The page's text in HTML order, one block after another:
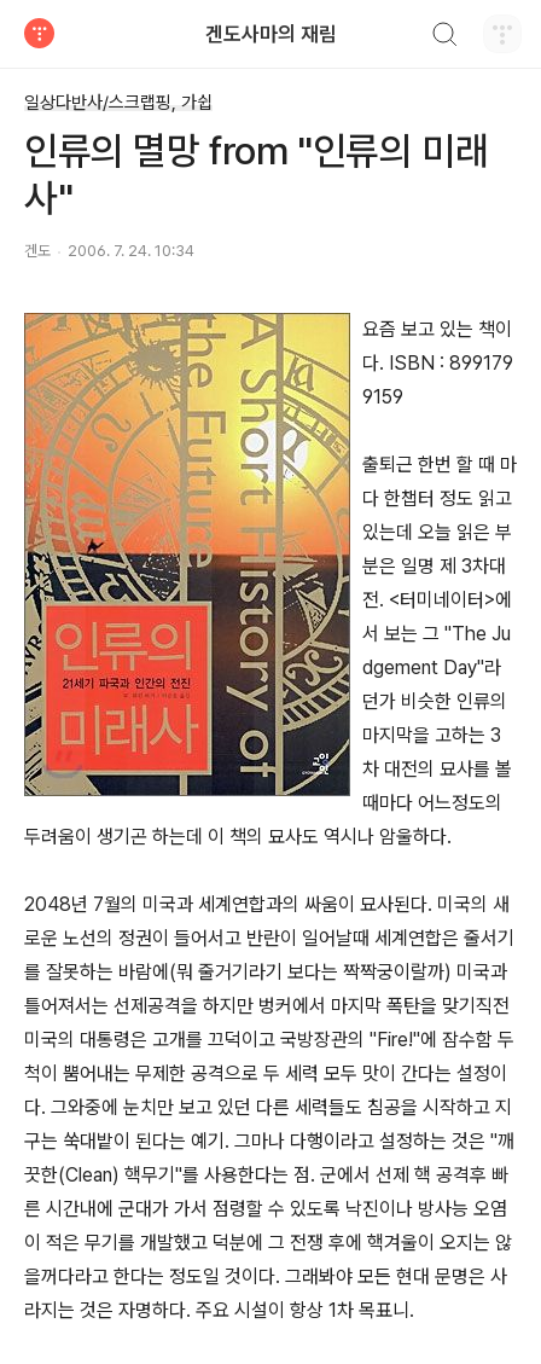
겐도사마의 재림
일상다반사/스크랩핑, 가쉽
인류의 멸망 from "인류의 미래
사"
겐도 2006. 7. 24. 10:34
요즘 보고 있는 책이
다. ISBN : 899179
9159
출퇴근 한번 할 때 마
다 한챕터 정도 읽고
있는데 오늘 읽은 부
분은 일명 제 3차대
전. <터미네이터>에
서 보는 그 "The Ju
dgement Day"라
던가 비슷한 인류의
마지막을 고하는 3
차 대전의 묘사를 볼
때마다 어느정도의
두려움이 생기곤 하는데 이 책의 묘사도 역시나 암울하다.
2048년 7월의 미국과 세계연합과의 싸움이 묘사된다. 미국의 새
로운 노선의 정권이 들어서고 반란이 일어날때 세계연합은 줄서기
를 잘못하는 바람에(뭐 줄거기라기 보다는 짝짝궁이랄까) 미국과
틀어져서는 선제공격을 하지만 벙커에서 마지막 폭탄을 맞기직전
미국의 대통령은 고개를 끄덕이고 국방장관의 "Fire!"에 잠수함 두
척이 뿜어내는 무제한 공격으로 두 세력 모두 맛이 간다는 설정이
다. 그와중에 눈치만 보고 있던 다른 세력들도 침공을 시작하고 지
구는 쑥대밭이 된다는 예기. 그마나 다행이라고 설정하는 것은 "깨
끗한(Clean) 핵무기"를 사용한다는 점. 군에서 선제 핵 공격후 빠
른 시간내에 군대가 가서 점령할 수 있도록 낙진이나 방사능 오염
이 적은 무기를 개발했고 덕분에 그 전쟁 후에 핵겨울이 오지는 않
을꺼다라고 한다는 정도일 것이다. 그래봐야 모든 현대 문명은 사
라지는 것은 자명하다. 주요 시설이 항상 1차 목표니.